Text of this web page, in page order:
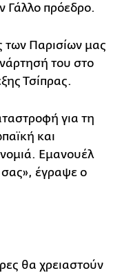
Γάλλο πρόεδρο.
Παρισίων μας
του στο
Τσίπρας.
για τη
και
Εμανουέλ
έγραψε ο
θα χρειαστούν